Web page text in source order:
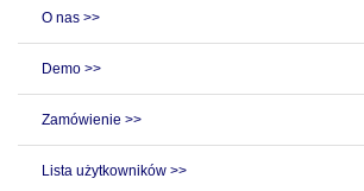
O nas >>
Demo >>
Zamówienie >>
Lista użytkowników >>